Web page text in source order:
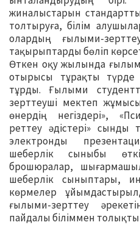
жиналыстарын
толтыруға, білім
олардың ғылыми-
тақырыптарды бөліп
Өткен оқу жылында
отырысы тұрақты түрде
тұрды. Ғылыми
зерттеуші мектеп
өнердің негіздері»,
реттеу әдістері»
электронды
шеберлік сыныбы
брошюралар,
шеберлік сыныптары,
көрмелер
ғылыми-зерттеу
пайдалы біліммен